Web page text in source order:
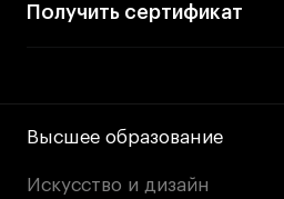
Получить сертификат
Высшее образование
Искусство и дизайн